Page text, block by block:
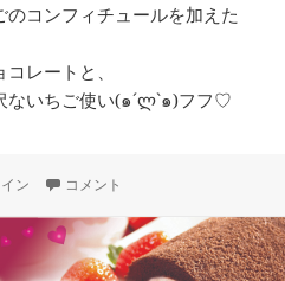
コンフィチュールを加えた
レートと、
ないちご使い(๑´ლ`๑)フフ♡
ン 【2月10日締切りです！ 】朝摘
コメント